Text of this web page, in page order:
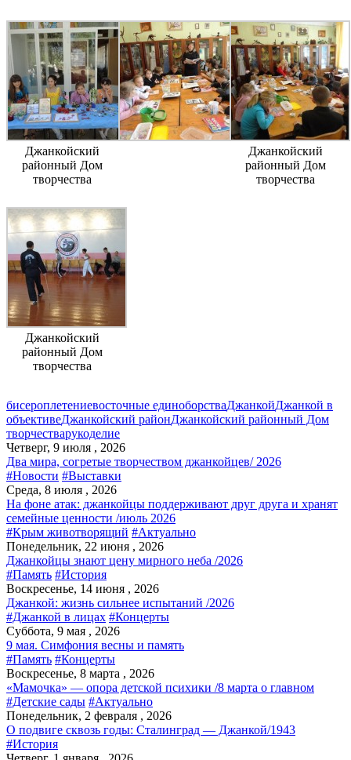
Джанкойский
районный Дом
творчества
Джанкойский
районный Дом
творчества
Джанкойский
районный Дом
творчества
бисероплетениевосточные единоборстваДжанкойДжанкой в
объективеДжанкойский районДжанкойский районный Дом
творчестварукоделие
Четверг, 9 июля , 2026
Два мира, согретые творчеством джанкойцев/ 2026
#Новости #Выставки
Среда, 8 июля , 2026
На фоне атак: джанкойцы поддерживают друг друга и хранят
семейные ценности /июль 2026
#Крым животворящий #Актуально
Понедельник, 22 июня , 2026
Джанкойцы знают цену мирного неба /2026
#Память #История
Воскресенье, 14 июня , 2026
Джанкой: жизнь сильнее испытаний /2026
#Джанкой в лицах #Концерты
Суббота, 9 мая , 2026
9 мая. Симфония весны и память
#Память #Концерты
Воскресенье, 8 марта , 2026
«Мамочка» — опора детской психики /8 марта о главном
#Детские сады #Актуально
Понедельник, 2 февраля , 2026
О подвиге сквозь годы: Сталинград — Джанкой/1943
#История